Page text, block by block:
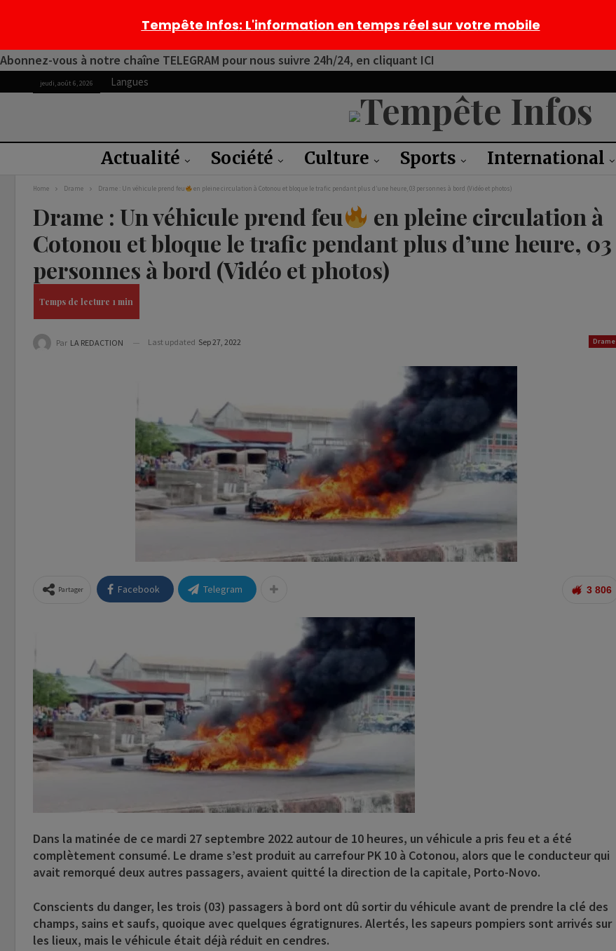
Abonnez-vous à notre chaîne TELEGRAM pour nous suivre 24h/24, en cliquant ICI
jeudi, août 6, 2026 Langues
Actualité Société Culture Sports International
Home Drame Drame : Un véhicule prend feu en pleine circulation à Cotonou et bloque le trafic pendant plus d’une heure, 03 personnes à bord (Vidéo et photos)
Drame : Un véhicule prend feu
en pleine circulation à
Cotonou et bloque le trafic pendant plus d’une heure, 03
personnes à bord (Vidéo et photos)
Drame
Par LA REDACTION Last updated Sep 27, 2022
3 806
Partager Facebook Telegram
Dans la matinée de ce mardi 27 septembre 2022 autour de 10 heures, un véhicule a pris feu et a été
complètement consumé. Le drame s’est produit au carrefour PK 10 à Cotonou, alors que le conducteur qui
avait remorqué deux autres passagers, avaient quitté la direction de la capitale, Porto-Novo.
Conscients du danger, les trois (03) passagers à bord ont dû sortir du véhicule avant de prendre la clé des
champs, sains et saufs, quoique avec quelques égratignures. Alertés, les sapeurs pompiers sont arrivés sur
les lieux, mais le véhicule était déjà réduit en cendres.
Tempête Infos: L'information en temps réel sur votre mobile